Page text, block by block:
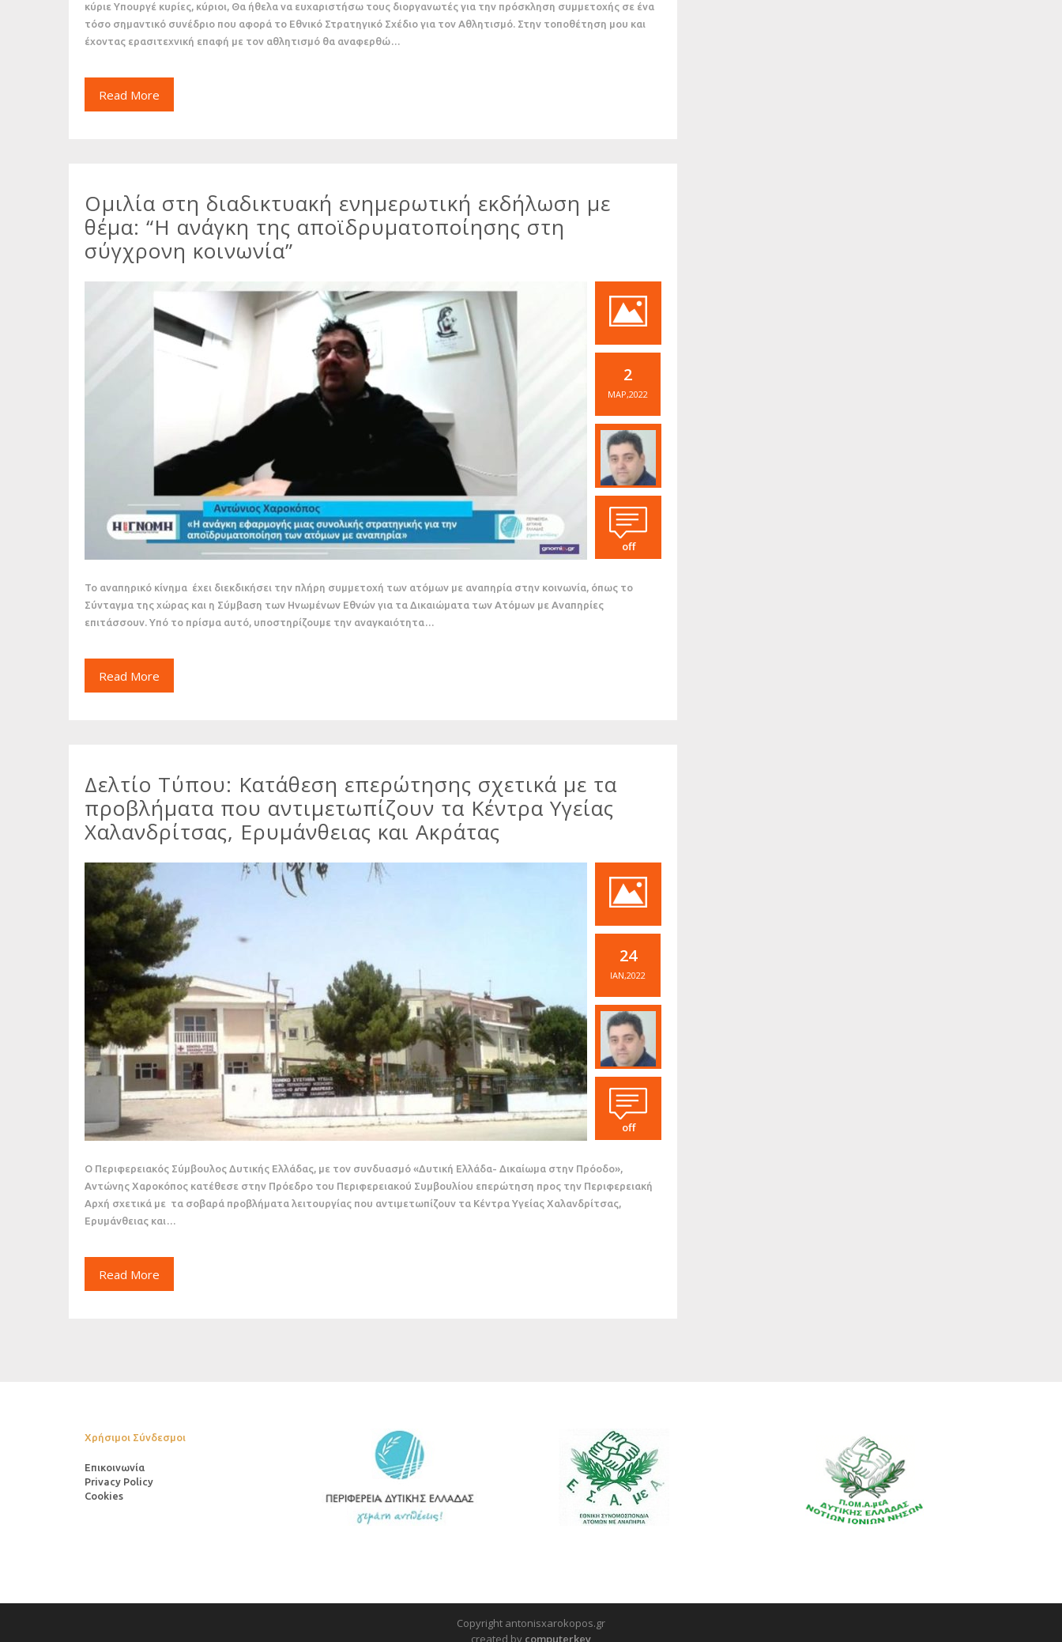
κύριε Υπουργέ κυρίες, κύριοι, Θα ήθελα να ευχαριστήσω τους διοργανωτές για την πρόσκληση συμμετοχής σε ένα
τόσο σημαντικό συνέδριο που αφορά το Εθνικό Στρατηγικό Σχέδιο για τον Αθλητισμό. Στην τοποθέτηση μου και
έχοντας ερασιτεχνική επαφή με τον αθλητισμό θα αναφερθώ…
Read More
Ομιλία στη διαδικτυακή ενημερωτική εκδήλωση με
θέμα: “Η ανάγκη της αποϊδρυματοποίησης στη
σύγχρονη κοινωνία”
2
ΜΑΡ,2022
off
Το αναπηρικό κίνημα έχει διεκδικήσει την πλήρη συμμετοχή των ατόμων με αναπηρία στην κοινωνία, όπως το
Σύνταγμα της χώρας και η Σύμβαση των Ηνωμένων Εθνών για τα Δικαιώματα των Ατόμων με Αναπηρίες
επιτάσσουν. Υπό το πρίσμα αυτό, υποστηρίζουμε την αναγκαιότητα…
Read More
Δελτίο Τύπου: Κατάθεση επερώτησης σχετικά με τα
προβλήματα που αντιμετωπίζουν τα Κέντρα Υγείας
Χαλανδρίτσας, Ερυμάνθειας και Ακράτας
24
ΙΑΝ,2022
off
Ο Περιφερειακός Σύμβουλος Δυτικής Ελλάδας, με τον συνδυασμό «Δυτική Ελλάδα- Δικαίωμα στην Πρόοδο»,
Αντώνης Χαροκόπος κατέθεσε στην Πρόεδρο του Περιφερειακού Συμβουλίου επερώτηση προς την Περιφερειακή
Αρχή σχετικά με τα σοβαρά προβλήματα λειτουργίας που αντιμετωπίζουν τα Κέντρα Υγείας Χαλανδρίτσας,
Ερυμάνθειας και…
Read More
Χρήσιμοι Σύνδεσμοι
Επικοινωνία
Privacy Policy
Cookies
Copyright antonisxarokopos.gr
created by computerkey